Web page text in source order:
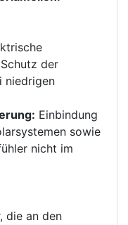
der
niedrigen
Einbindung
sowie
nicht im
die an den